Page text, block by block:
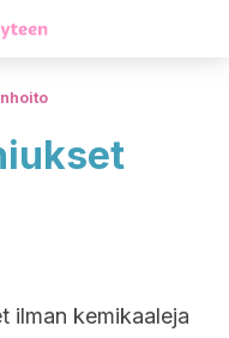
ilman kemikaaleja